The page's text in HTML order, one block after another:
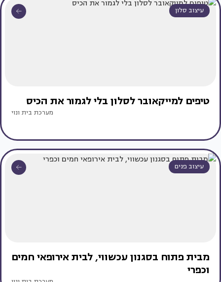
עיצוב סלון
טיפים למייקאובר לסלון בלי לגמור את הכיס
מערכת בית ונוי
עיצוב פנים
מבית פתוח בסגנון עכשווי, לבית אירופאי חמים
וכפרי